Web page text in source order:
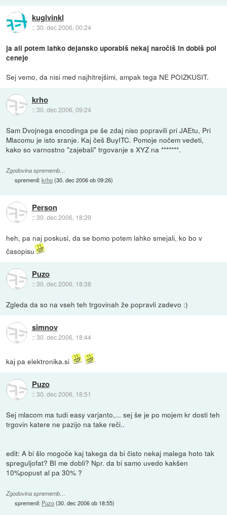
kuglvinkl
::30. dec 2006, 00:24
ja ali potem lahko dejansko uporabiš nekaj naročiš in dobiš pol
ceneje
Sej vemo, da nisi med najhitrejšimi, ampak tega NE POIZKUSIT.
krho
::30. dec 2006, 09:24
Sam Dvojnega encodinga pe še zdaj niso popravili pri JAEtu, Pri
Mlacomu je isto sranje. Kaj češ BuyITC. Pomoje nočem vedeti,
kako so varnostno "zajebali" trgovanje s XYZ na *******.
Zgodovina sprememb…
spremenil:krho(30. dec 2006 ob 09:26)
Person
::30. dec 2006, 18:29
heh, pa naj poskusi, da se bomo potem lahko smejali, ko bo v
časopisu
Puzo
::30. dec 2006, 18:38
Zgleda da so na vseh teh trgovinah že popravli zadevo :)
simnov
::30. dec 2006, 18:44
kaj pa elektronika.si
Puzo
::30. dec 2006, 18:51
Sej mlacom ma tudi easy varjanto,... sej še je po mojem kr dosti teh
trgovin katere ne pazijo na take reči..
edit: A bi šlo mogoče kaj takega da bi čisto nekaj malega hoto tak
spreguljofat? BI me dobli? Npr. da bi samo uvedo kakšen
10%popust al pa 30% ?
Zgodovina sprememb…
spremenil: Puzo(30. dec 2006 ob 18:55)